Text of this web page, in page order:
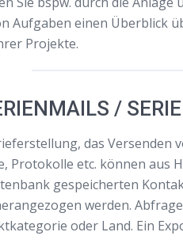
Aufgaben einen Überblick
Projekte.
/
das Versenden
Protokolle etc. können aus
gespeicherten
werden.
oder Land. Ein